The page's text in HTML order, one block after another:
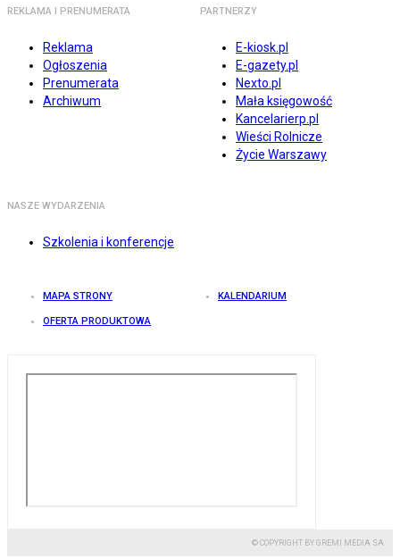
REKLAMA I PRENUMERATA
Reklama
Ogłoszenia
Prenumerata
Archiwum
PARTNERZY
E-kiosk.pl
E-gazety.pl
Nexto.pl
Mała księgowość
Kancelarierp.pl
Wieści Rolnicze
Życie Warszawy
NASZE WYDARZENIA
Szkolenia i konferencje
MAPA STRONY KALENDARIUM
OFERTA PRODUKTOWA
© COPYRIGHT BY GREMI MEDIA SA